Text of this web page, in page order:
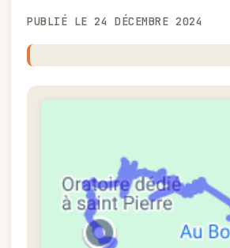
PUBLIÉ LE 24 DÉCEMBRE 2024